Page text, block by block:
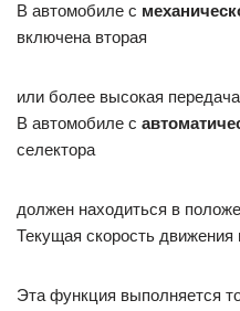
В автомобиле с
включена вторая
или более высокая
В автомобиле с
селектора
должен находиться в
Текущая скорость
Эта функция выполняется